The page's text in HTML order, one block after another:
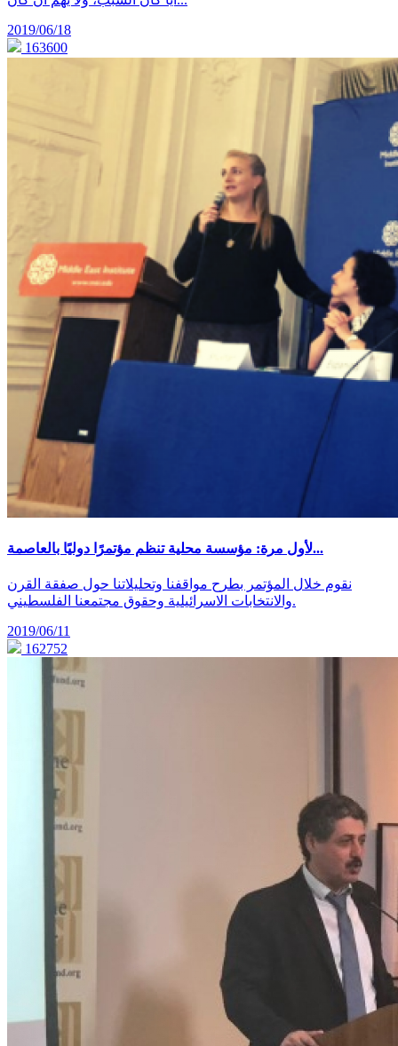
2019/06/18
163600
لأول مرة: مؤسسة محلية تنظم مؤتمرًا دوليًا بالعاصمة...
نقوم خلال المؤتمر بطرح مواقفنا وتحليلاتنا حول صفقة القرن
والانتخابات الاسرائيلية وحقوق مجتمعنا الفلسطيني.
2019/06/11
162752